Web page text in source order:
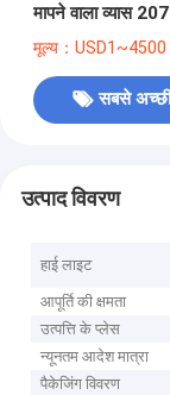
मापने वाला व्यास
मूल्य：USD1~4500
सबसे
उत्पाद विवरण
हाई लाइट
आपूर्ति की क्षमता
उत्पत्ति के प्लेस
न्यूनतम आदेश मात्रा
पैकेजिंग विवरण